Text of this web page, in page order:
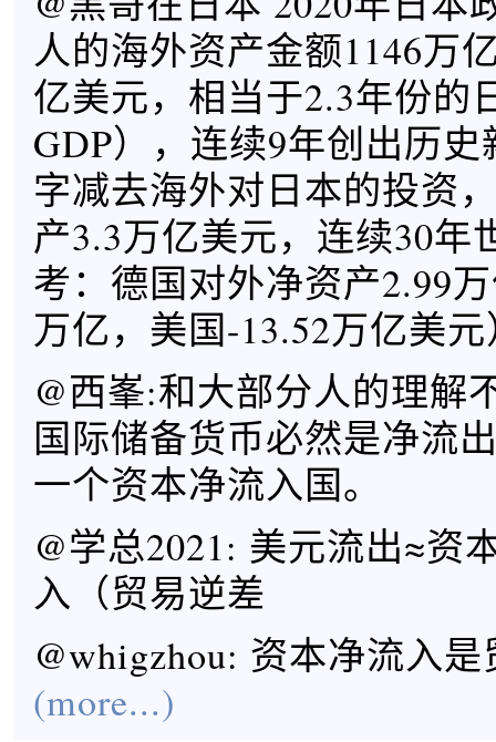
人的海外资产金额1146万
亿美元，相当于2.3年份的
GDP），连续9年创出历
字减去海外对日本的投资
产3.3万亿美元，连续30年
考：德国对外净资产2.99
万亿，美国-13.52万亿美
@西峯:和大部分人的理解
国际储备货币必然是净流
一个资本净流入国。
@学总2021: 美元流出≈资
入（贸易逆差
@whigzhou: 资本净流入
(more...)